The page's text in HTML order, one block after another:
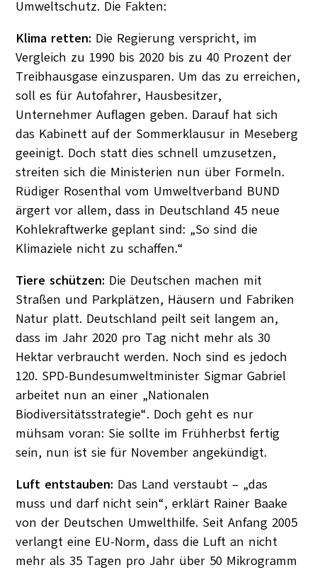
Umweltschutz. Die Fakten:
Klima retten: Die Regierung verspricht, im
Vergleich zu 1990 bis 2020 bis zu 40 Prozent der
Treibhausgase einzusparen. Um das zu erreichen,
soll es für Autofahrer, Hausbesitzer,
Unternehmer Auflagen geben. Darauf hat sich
das Kabinett auf der Sommerklausur in Meseberg
geeinigt. Doch statt dies schnell umzusetzen,
streiten sich die Ministerien nun über Formeln.
Rüdiger Rosenthal vom Umweltverband BUND
ärgert vor allem, dass in Deutschland 45 neue
Kohlekraftwerke geplant sind: „So sind die
Klimaziele nicht zu schaffen.“
Tiere schützen: Die Deutschen machen mit
Straßen und Parkplätzen, Häusern und Fabriken
Natur platt. Deutschland peilt seit langem an,
dass im Jahr 2020 pro Tag nicht mehr als 30
Hektar verbraucht werden. Noch sind es jedoch
120. SPD-Bundesumweltminister Sigmar Gabriel
arbeitet nun an einer „Nationalen
Biodiversitätsstrategie“. Doch geht es nur
mühsam voran: Sie sollte im Frühherbst fertig
sein, nun ist sie für November angekündigt.
Luft entstauben: Das Land verstaubt – „das
muss und darf nicht sein“, erklärt Rainer Baake
von der Deutschen Umwelthilfe. Seit Anfang 2005
verlangt eine EU-Norm, dass die Luft an nicht
mehr als 35 Tagen pro Jahr über 50 Mikrogramm